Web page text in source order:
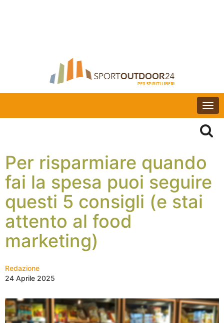
Per risparmiare quando
fai la spesa puoi seguire
questi 5 consigli (e stai
attento al food
marketing)
Redazione
24 Aprile 2025